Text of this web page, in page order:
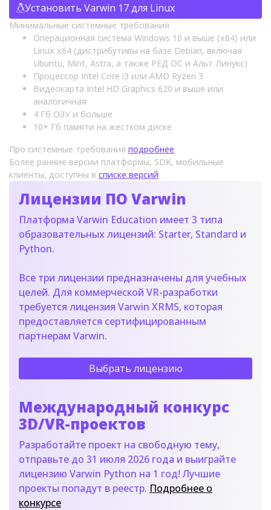
Установить Varwin 17 для Linux
Минимальные системные требования
Операционная система Windows 10 и выше (x64) или
Linux x64 (дистрибутивы на базе Debian, включая
Ubuntu, Mint, Astra, а также РЕД ОС и Альт Линукс)
Процессор Intel Core i3 или AMD Ryzen 3
Видеокарта Intel HD Graphics 620 и выше или
аналогичная
4 Гб ОЗУ и больше
10+ Гб памяти на жестком диске
Про системные требования подробнее
Более ранние версии платформы, SDK, мобильные
клиенты, доступны в списке версий
Лицензии ПО Varwin
Платформа Varwin Education имеет 3 типа
образовательных лицензий: Starter, Standard и
Python.
Все три лицензии предназначены для учебных
целей. Для коммерческой VR-разработки
требуется лицензия Varwin XRMS, которая
предоставляется сертифицированным
партнерам Varwin.
Выбрать лицензию
Международный конкурс
3D/VR-проектов
Разработайте проект на свободную тему,
отправьте до 31 июля 2026 года и выиграйте
лицензию Varwin Python на 1 год! Лучшие
проекты попадут в реестр. Подробнее о
конкурсе